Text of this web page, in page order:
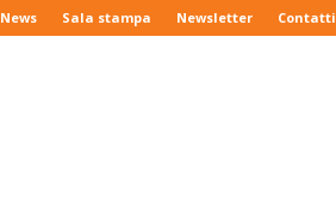
News Sala stampa Newsletter Contatti